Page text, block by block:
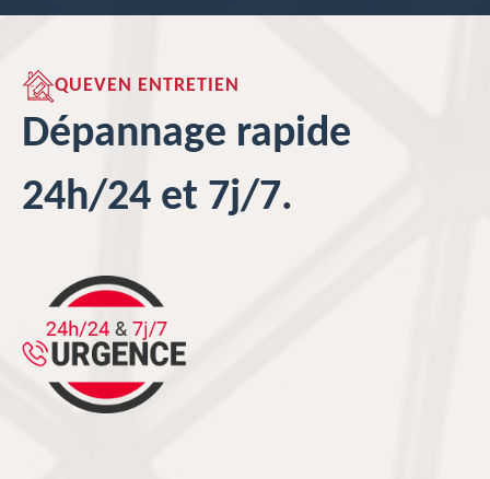
QUEVEN ENTRETIEN
Dépannage rapide
24h/24 et 7j/7.